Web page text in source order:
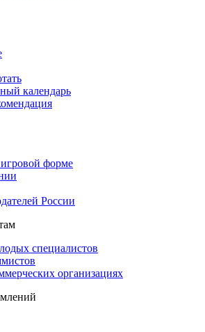
календарь
форме
России
специалистов
организациях